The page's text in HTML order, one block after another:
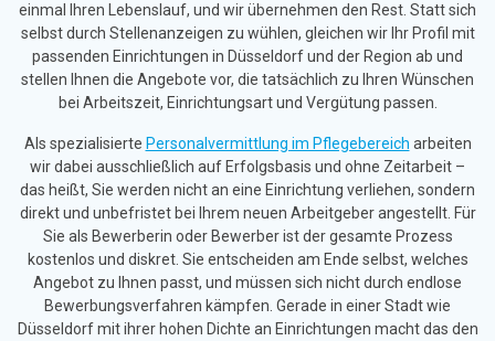
einmal Ihren Lebenslauf, und wir übernehmen den Rest. Statt sich
selbst durch Stellenanzeigen zu wühlen, gleichen wir Ihr Profil mit
passenden Einrichtungen in Düsseldorf und der Region ab und
stellen Ihnen die Angebote vor, die tatsächlich zu Ihren Wünschen
bei Arbeitszeit, Einrichtungsart und Vergütung passen.
Als spezialisierte Personalvermittlung im Pflegebereich arbeiten
wir dabei ausschließlich auf Erfolgsbasis und ohne Zeitarbeit –
das heißt, Sie werden nicht an eine Einrichtung verliehen, sondern
direkt und unbefristet bei Ihrem neuen Arbeitgeber angestellt. Für
Sie als Bewerberin oder Bewerber ist der gesamte Prozess
kostenlos und diskret. Sie entscheiden am Ende selbst, welches
Angebot zu Ihnen passt, und müssen sich nicht durch endlose
Bewerbungsverfahren kämpfen. Gerade in einer Stadt wie
Düsseldorf mit ihrer hohen Dichte an Einrichtungen macht das den